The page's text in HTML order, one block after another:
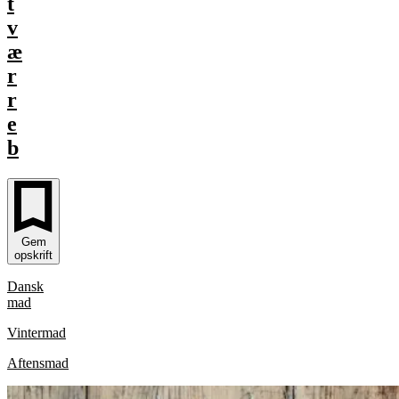
v
æ
r
r
e
b
Gem
opskrift
Dansk
mad
Vintermad
Aftensmad